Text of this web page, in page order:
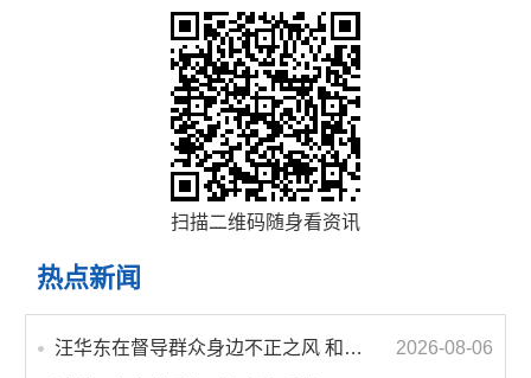
扫描二维码随身看资讯
热点新闻
汪华东在督导群众身边不正之风 和腐败问题集中整治工作时强调 以更高标准更实举措纵深推进集中整治 不断增强人民群众获得感幸福感安全感 2026-08-06